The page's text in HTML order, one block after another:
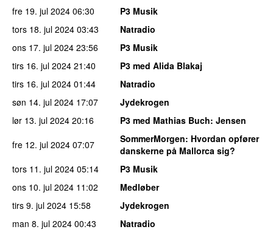
fre 19. jul 2024 06:30
P3 Musik
tors 18. jul 2024 03:43
Natradio
ons 17. jul 2024 23:56
P3 Musik
tirs 16. jul 2024 21:40
P3 med Alida Blakaj
tirs 16. jul 2024 01:44
Natradio
søn 14. jul 2024 17:07
Jydekrogen
lør 13. jul 2024 20:16 P3 med Mathias Buch: Jensen
fre 12. jul 2024 07:07 SommerMorgen: Hvordan opfører
danskerne på Mallorca sig?
tors 11. jul 2024 05:14
P3 Musik
ons 10. jul 2024 11:02
Medløber
tirs 9. jul 2024 15:58
Jydekrogen
man 8. jul 2024 00:43
Natradio